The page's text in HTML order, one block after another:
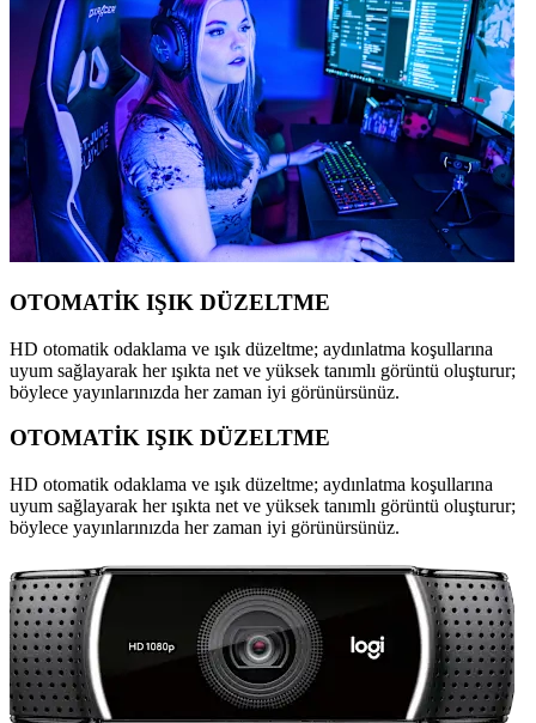
OTOMATİK IŞIK DÜZELTME
HD otomatik odaklama ve ışık düzeltme; aydınlatma koşullarına
uyum sağlayarak her ışıkta net ve yüksek tanımlı görüntü oluşturur;
böylece yayınlarınızda her zaman iyi görünürsünüz.
OTOMATİK IŞIK DÜZELTME
HD otomatik odaklama ve ışık düzeltme; aydınlatma koşullarına
uyum sağlayarak her ışıkta net ve yüksek tanımlı görüntü oluşturur;
böylece yayınlarınızda her zaman iyi görünürsünüz.